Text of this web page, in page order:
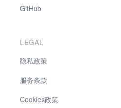
GitHub
LEGAL
隐私政策
服务条款
Cookies政策